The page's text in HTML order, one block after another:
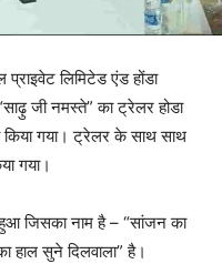
लिमिटेड एंड होंडा
जी नमस्ते” का ट्रेलर होडा
गया। ट्रेलर के साथ साथ
गया।
जिसका नाम है – “सांजन का
हाल सुने दिलवाला” है।